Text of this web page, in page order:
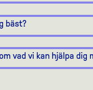
bäst?
vad vi kan hjälpa dig